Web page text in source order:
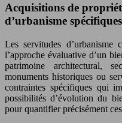
Acquisitions de
d’urbanisme spécifiques
Les servitudes d’urbanisme
l’approche évaluative d’un
patrimoine architectural,
monuments historiques ou
contraintes spécifiques qui
possibilités d’évolution du
pour quantifier précisément